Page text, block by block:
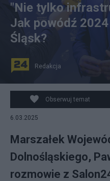
Marszałek Województwa
Gancarz, fot. Salon24
"Nie tylko
Jak powódź 2024
Śląsk?
Redakcja
Obserwuj temat
6.03.2025
Marszałek
Dolnośląskiego,
rozmowie z